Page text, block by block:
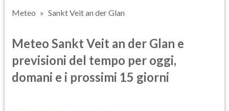
Meteo Sankt Veit an der Glan
Meteo Sankt Veit an der Glan e
previsioni del tempo per oggi,
domani e i prossimi 15 giorni